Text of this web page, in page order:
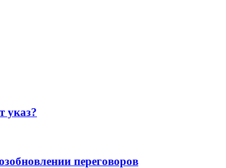
указ?
переговоров